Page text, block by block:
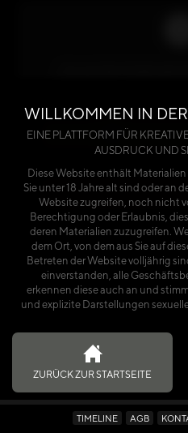
Über die
Ich habe den
WILLKOMMEN IN
EINE PLATTFORM FÜR
AUSDRUCK UND
Diese Website enthält
Sie unter 18 Jahre alt sind oder an
Website zugreifen, noch nicht
Berechtigung oder Erlaubnis,
deren Materialien zuzugreifen.
dem Ort, von dem aus Sie auf
Betreten der Website volljährig
einverstanden, alle
erkennen diese auch an und
und explizite Darstellungen
ZURÜCK ZUR STARTSEITE
TIMELINE AGB